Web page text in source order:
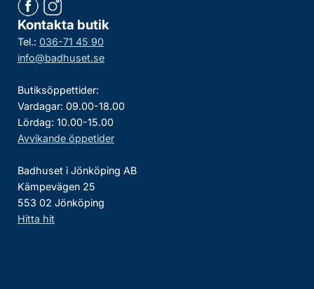
Kontakta butik
Tel.: 036-71 45 90
info@badhuset.se
Butiksöppettider:
Vardagar: 09.00-18.00
Lördag: 10.00-15.00
Avvikande öppetider
Badhuset i Jönköping AB
Kämpevägen 25
553 02 Jönköping
Hitta hit